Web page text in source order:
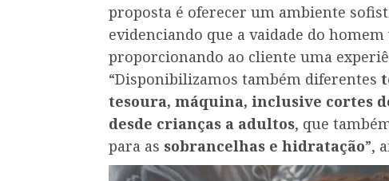
proposta é oferecer um ambiente
evidenciando que a vaidade do
proporcionando ao cliente uma
“Disponibilizamos também diferentes
tesoura, máquina, inclusive cortes
desde crianças a adultos, que
para as sobrancelhas e hidratação”,